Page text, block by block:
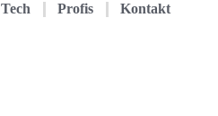
Tech Profis Kontakt